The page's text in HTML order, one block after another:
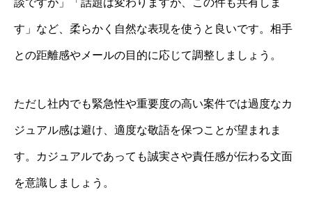
談ですが」「話題は変わりますが、この件も共有しま
す」など、柔らかく自然な表現を使うと良いです。相手
との距離感やメールの目的に応じて調整しましょう。
ただし社内でも緊急性や重要度の高い案件では過度なカ
ジュアル感は避け、適度な敬語を保つことが望まれま
す。カジュアルであっても誠実さや責任感が伝わる文面
を意識しましょう。